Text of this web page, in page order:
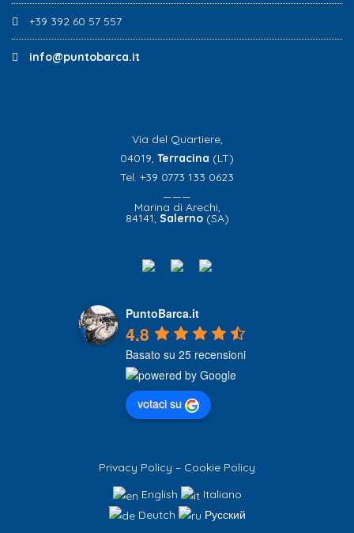
+39 392 60 57 557
info@puntobarca.it
Via del Quartiere,
04019, Terracina (LT)
Tel. +39 0773 133 0623
———
Marina di Arechi,
84141, Salerno(SA)
PuntoBarca.it
4.8
Basato su 25 recensioni
votaci su
Privacy Policy – Cookie Policy
English
Italiano
Deutch
Русский